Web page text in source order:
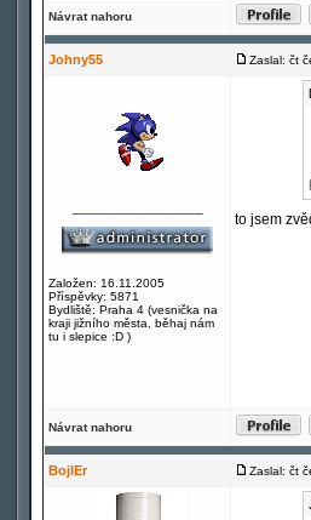
Návrat nahoru
Johny55 Zaslal: čt
Založen: 16.11.2005
Příspěvky: 5871
Bydliště: Praha 4 (vesnička na
kraji jižního města, běhaj nám
tu i slepice :D )
to jsem
Návrat nahoru
BojlEr Zaslal: čt